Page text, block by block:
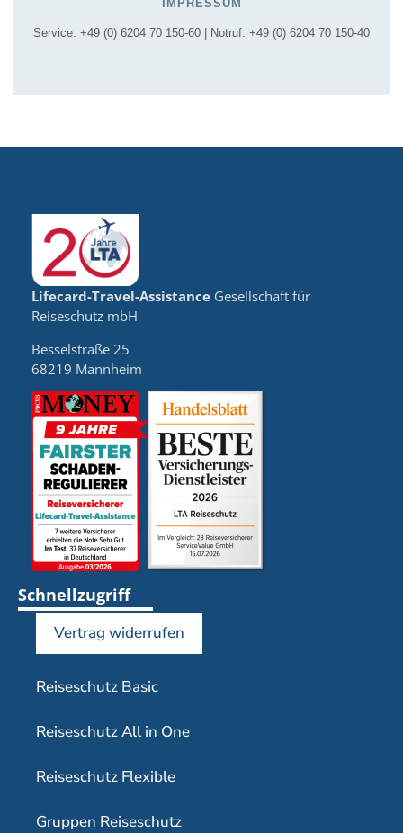
Lifecard-Travel-Assistance Gesellschaft für
Reiseschutz mbH
Besselstraße 25
68219 Mannheim
Schnellzugriff
Vertrag widerrufen
Reiseschutz Basic
Reiseschutz All in One
Reiseschutz Flexible
Gruppen Reiseschutz